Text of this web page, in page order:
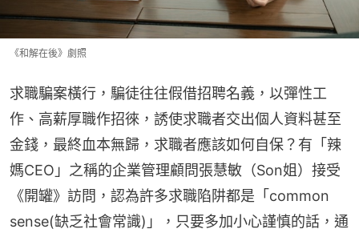
《和解在後》劇照
求職騙案橫行，騙徒往往假借招聘名義，以彈性工
作、高薪厚職作招徠，誘使求職者交出個人資料甚至
金錢，最終血本無歸，求職者應該如何自保？有「辣
媽CEO」之稱的企業管理顧問張慧敏（Son姐）接受
《開罐》訪問，認為許多求職陷阱都是「common
sense(缺乏社會常識)」，只要多加小心謹慎的話，通